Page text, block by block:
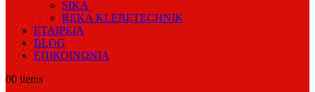
SIKA
REKA KLEBETECHNIK
ΕΤΑΙΡΕΙΑ
BLOG
ΕΠΙΚΟΙΝΩΝΙΑ
00 items